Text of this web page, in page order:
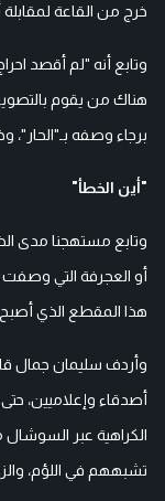
خرج من القاعة
وتابع أنه "لم أقصد
هناك من يقوم
برجاء وصفه
"أين الخطأ"
وتابع مستهجنا مدى
أو العجرفة التي وصفت
هذا المقطع الذي
وأردف سليمان جمال
أصدقاء وإعلاميين،
الكراهية عبر السوشال
تشبههم في اللؤم،